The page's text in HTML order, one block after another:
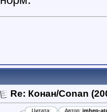
Re: Конан/Conan
Цитата: Автор: imhep-